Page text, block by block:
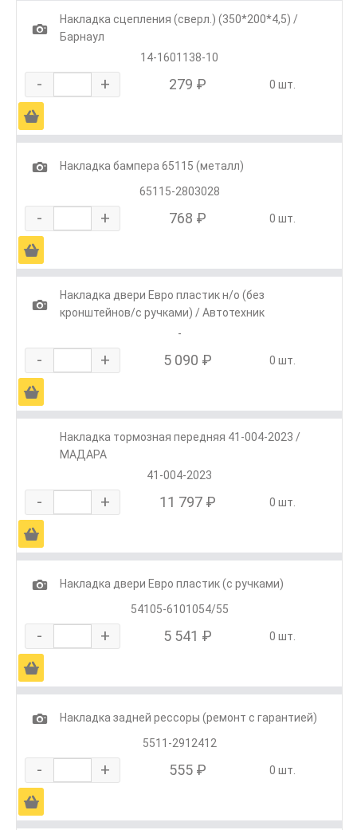
1
Накладка сцепления (сверл.) (350*200*4,5) /
Барнаул
14-1601138-10
- + 279 ₽ 0 шт.
Ä
1
Накладка бампера 65115 (металл)
65115-2803028
- + 768 ₽ 0 шт.
Ä
1
Накладка двери Евро пластик н/о (без
кронштейнов/с ручками) / Автотехник
-
- + 5 090 ₽ 0 шт.
Ä
Накладка тормозная передняя 41-004-2023 /
МАДАРА
41-004-2023
- + 11 797 ₽ 0 шт.
Ä
1
Накладка двери Евро пластик (с ручками)
54105-6101054/55
- + 5 541 ₽ 0 шт.
Ä
1
Накладка задней рессоры (ремонт с гарантией)
5511-2912412
- + 555 ₽ 0 шт.
Ä